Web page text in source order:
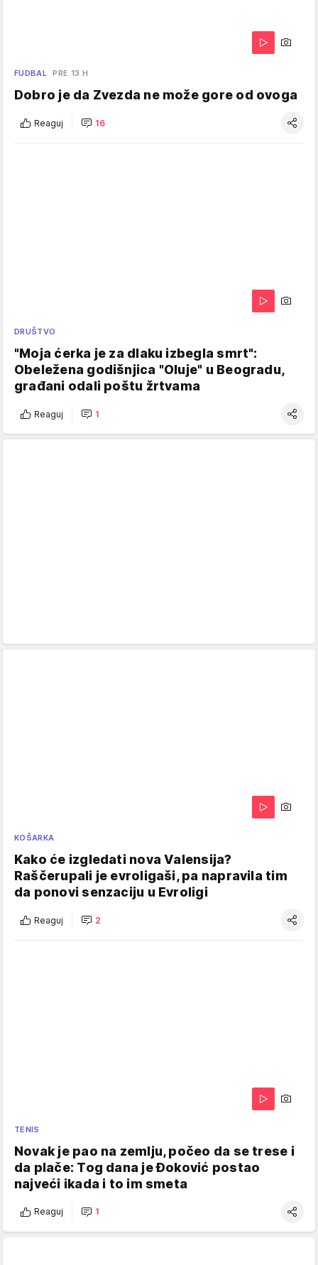
FUDBAL PRE 13 H
Dobro je da Zvezda ne može gore od ovoga
Reaguj 16
DRUŠTVO
"Moja ćerka je za dlaku izbegla smrt":
Obeležena godišnjica "Oluje" u Beogradu,
građani odali poštu žrtvama
Reaguj 1
KOŠARKA
Kako će izgledati nova Valensija?
Raščerupali je evroligaši, pa napravila tim
da ponovi senzaciju u Evroligi
Reaguj 2
TENIS
Novak je pao na zemlju, počeo da se trese i
da plače: Tog dana je Đoković postao
najveći ikada i to im smeta
Reaguj 1